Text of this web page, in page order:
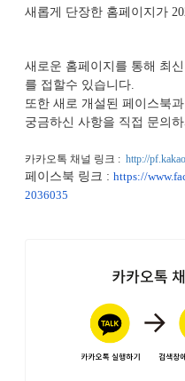
새롭게 단장한 홈페이지가
새로운 홈페이지를 통해 최
를 접할수 있습니다.
또한 새로 개설된 페이스북
궁금하신 사항을 직접 문의
카카오톡 채널 링크 : http://
페이스북 링크 : https://www.
2036035